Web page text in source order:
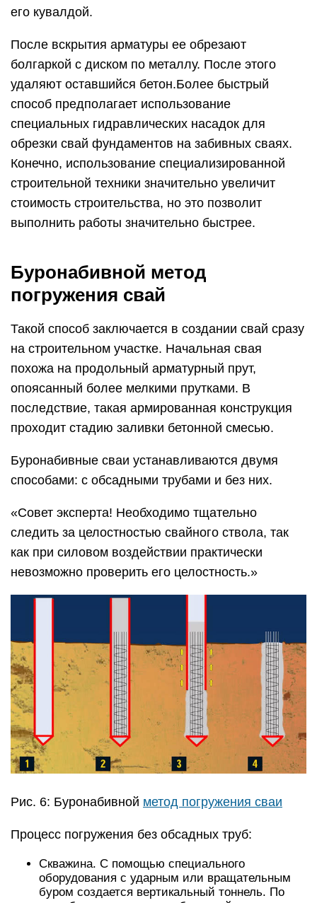
его кувалдой.
После вскрытия арматуры ее обрезают
болгаркой с диском по металлу. После этого
удаляют оставшийся бетон.Более быстрый
способ предполагает использование
специальных гидравлических насадок для
обрезки свай фундаментов на забивных сваях.
Конечно, использование специализированной
строительной техники значительно увеличит
стоимость строительства, но это позволит
выполнить работы значительно быстрее.
Буронабивной метод
погружения свай
Такой способ заключается в создании свай сразу
на строительном участке. Начальная свая
похожа на продольный арматурный прут,
опоясанный более мелкими прутками. В
последствие, такая армированная конструкция
проходит стадию заливки бетонной смесью.
Буронабивные сваи устанавливаются двумя
способами: с обсадными трубами и без них.
Совет эксперта! Необходимо тщательно
следить за целостностью свайного ствола, так
как при силовом воздействии практически
невозможно проверить его целостность.
Рис. 6: Буронабивной метод погружения сваи
Процесс погружения без обсадных труб:
Скважина. С помощью специального
оборудования с ударным или вращательным
буром создается вертикальный тоннель. По